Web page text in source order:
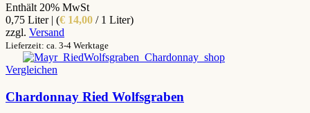
Enthält 20% MwSt
0,75 Liter | (€ 14,00 / 1 Liter)
zzgl. Versand
Lieferzeit: ca. 3-4 Werktage
Vergleichen
Chardonnay Ried Wolfsgraben